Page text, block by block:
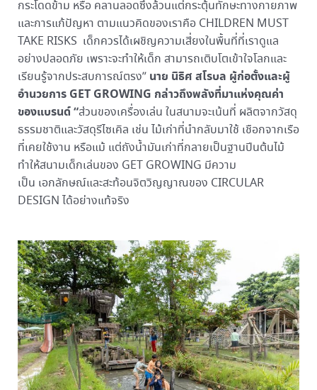
กระโดดข้าม หรือ คลานลอดซึ่งล้วนแต่กระตุ้นทักษะทางกายภาพ
และการแก้ปัญหา ตามแนวคิดของเราคือ CHILDREN MUST
TAKE RISKS เด็กควรได้เผชิญความเสี่ยงในพื้นที่ที่เราดูแล
อย่างปลอดภัย เพราะจะทำให้เด็ก สามารถเติบโตเข้าใจโลกและ
เรียนรู้จากประสบการณ์ตรง” นาย นิธิศ สโรบล ผู้ก่อตั้งและผู้
อำนวยการ GET GROWING กล่าวถึงพลังที่มาแห่งคุณค่า
ของแบรนด์ “ส่วนของเครื่องเล่น ในสนามจะเน้นที่ ผลิตจากวัสดุ
ธรรมชาติและวัสดุรีไซเคิล เช่น ไม้เก่าที่นำกลับมาใช้ เชือกจากเรือ
ที่เคยใช้งาน หรือแม้ แต่ถังน้ำมันเก่าที่กลายเป็นฐานปีนต้นไม้
ทำให้สนามเด็กเล่นของ GET GROWING มีความ
เป็น เอกลักษณ์และสะท้อนจิตวิญญาณของ CIRCULAR
DESIGN ได้อย่างแท้จริง